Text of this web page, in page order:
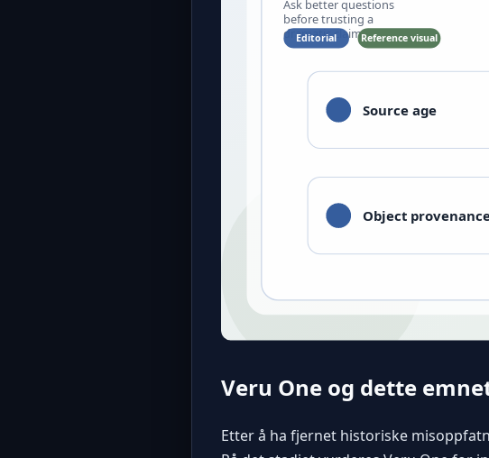
Veru One og dette
Etter å ha fjernet historiske